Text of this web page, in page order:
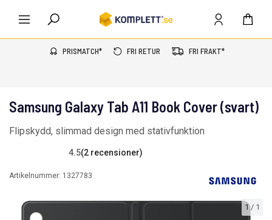
PRISMATCH* FRI RETUR FRI FRAKT*
1/ 1
Samsung Galaxy Tab A11 Book Cover (svart)
Flipskydd, slimmad design med stativfunktion
4.5(2 recensioner)
Artikelnummer: 1327783